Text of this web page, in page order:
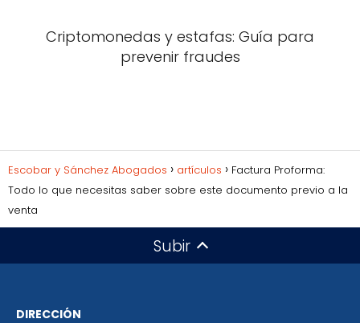
Criptomonedas y estafas: Guía para
prevenir fraudes
Escobar y Sánchez Abogados artículos
Factura Proforma:
Todo lo que necesitas saber sobre este documento previo a la
venta
Subir
DIRECCIÓN